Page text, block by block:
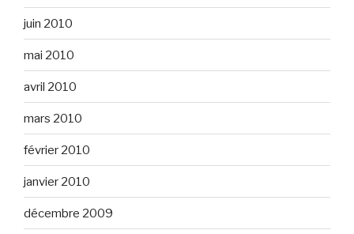
juin 2010
mai 2010
avril 2010
mars 2010
février 2010
janvier 2010
décembre 2009